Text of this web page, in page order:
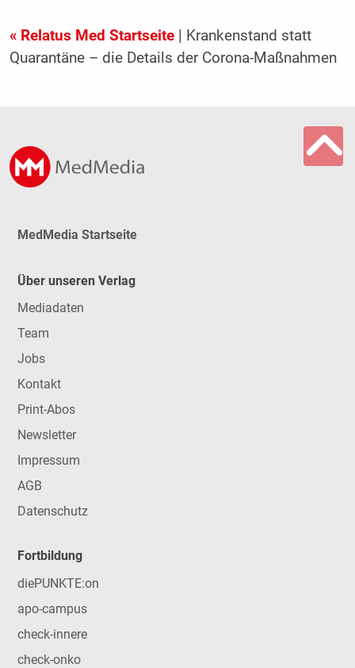
« Relatus Med Startseite| Krankenstand statt
Quarantäne – die Details der Corona-Maßnahmen
MedMedia Startseite
Über unseren Verlag
Mediadaten
Team
Jobs
Kontakt
Print-Abos
Newsletter
Impressum
AGB
Datenschutz
Fortbildung
diePUNKTE:on
apo-campus
check-innere
check-onko